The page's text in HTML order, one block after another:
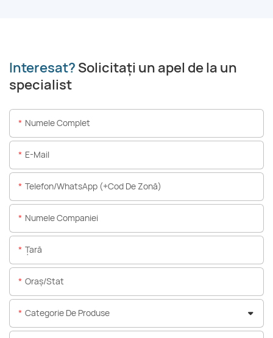
Interesat? Solicitați un apel de la un
specialist
Numele Complet
E-Mail
Telefon/WhatsApp (+Cod De Zonă)
Numele Companiei
Ţară
Oraș/stat
Categorie De Produse